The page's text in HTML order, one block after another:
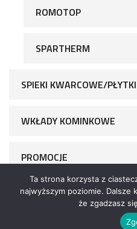
ROMOTOP
SPARTHERM
SPIEKI KWARCOWE/
WKŁADY KOMINKOWE
PROMOCJE
Ta strona korzysta z
najwyższym poziomie. Dalsze
że zgadzasz